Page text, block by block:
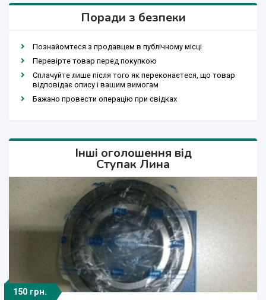
Поради з безпеки
Познайомтеся з продавцем в публічному місці
Перевірте товар перед покупкою
Сплачуйте лише після того як переконаєтеся, що товар
відповідає опису і вашим вимогам
Бажано провести операцію при свідках
Інші оголошення від
Ступак Лина
380 грн.
1 300 грн.
67 500 $
150 грн. 12 000 грн.
100 грн.
4 500 грн.
2 900 грн.
400 $
380 грн.
1 300 грн.